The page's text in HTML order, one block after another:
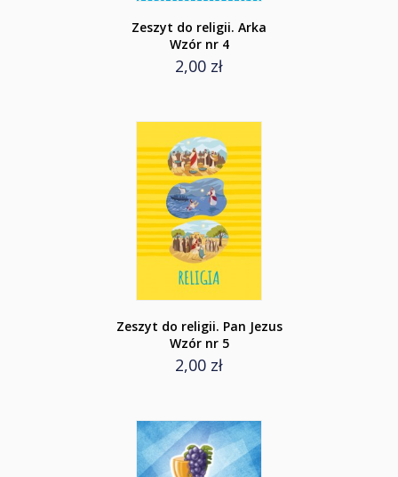
Zeszyt do religii. Arka
Wzór nr 4
2,00 zł
Zeszyt do religii. Pan Jezus
Wzór nr 5
2,00 zł